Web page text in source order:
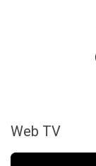
Web TV